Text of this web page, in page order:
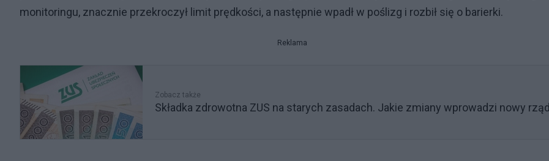
monitoringu, znacznie przekroczył limit prędkości, a następnie wpadł w poślizg i rozbił się o barierki.
Reklama
Zobacz także
Składka zdrowotna ZUS na starych zasadach. Jakie zmiany wprowadzi nowy rząd